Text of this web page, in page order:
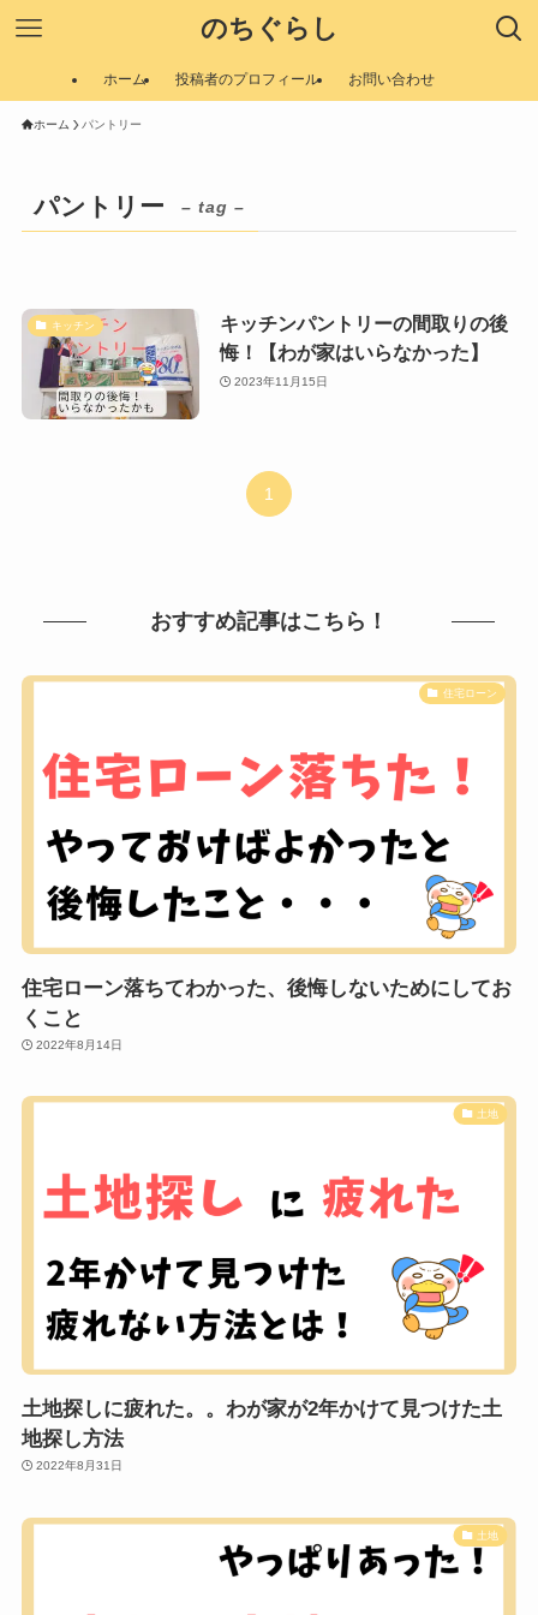
のちぐらし
ホーム 投稿者のプロフィール お問い合わせ
ホーム パントリー
パントリー – tag –
キッチン
キッチンパントリーの間取りの後
悔！【わが家はいらなかった】
2023年11月15日
1
おすすめ記事はこちら！
住宅ローン
住宅ローン落ちてわかった、後悔しないためにしてお
くこと
2022年8月14日
土地
土地探しに疲れた。。わが家が2年かけて見つけた土
地探し方法
2022年8月31日
土地